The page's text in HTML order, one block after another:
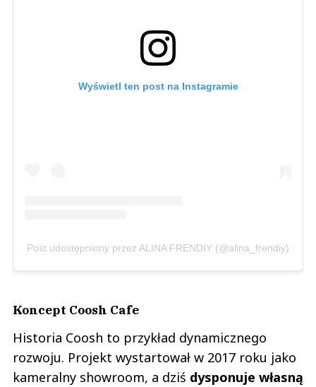
Wyświetl ten post na Instagramie
Post udostępniony przez ALINA FRENDIY (@alina_frendiy)
Koncept Coosh Cafe
Historia Coosh to przykład dynamicznego
rozwoju. Projekt wystartował w 2017 roku jako
kameralny showroom, a dziś dysponuje własną